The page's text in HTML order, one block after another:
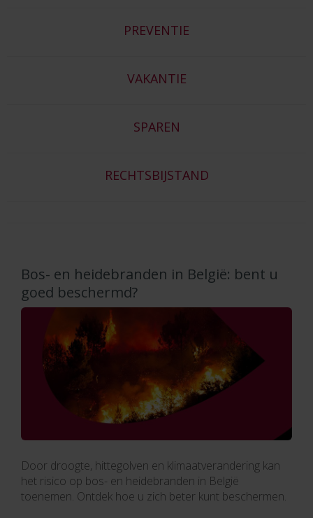
PREVENTIE
VAKANTIE
SPAREN
RECHTSBIJSTAND
Bos- en heidebranden in België: bent u
goed beschermd?
Door droogte, hittegolven en klimaatverandering kan
het risico op bos- en heidebranden in België
toenemen. Ontdek hoe u zich beter kunt beschermen.